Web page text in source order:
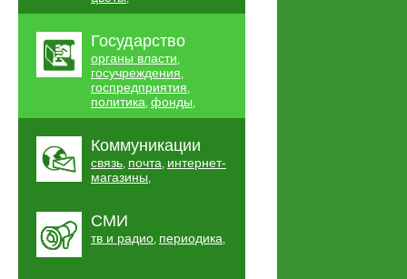
Государство
органы власти,
госучреждения,
госпредприятия,
политика, фонды,
Коммуникации
связь, почта, интернет-
магазины,
СМИ
тв и радио, периодика,